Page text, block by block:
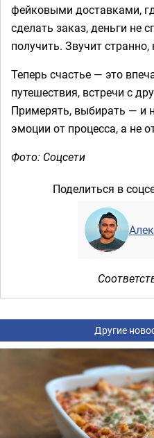
фейковыми доставками,
сделать заказ, деньги не
получить. Звучит странно,
Теперь счастье — это
путешествия, встречи с
Примерять, выбирать — и
эмоции от процесса, а не
Фото: Соцсети
Поделиться в
Другие